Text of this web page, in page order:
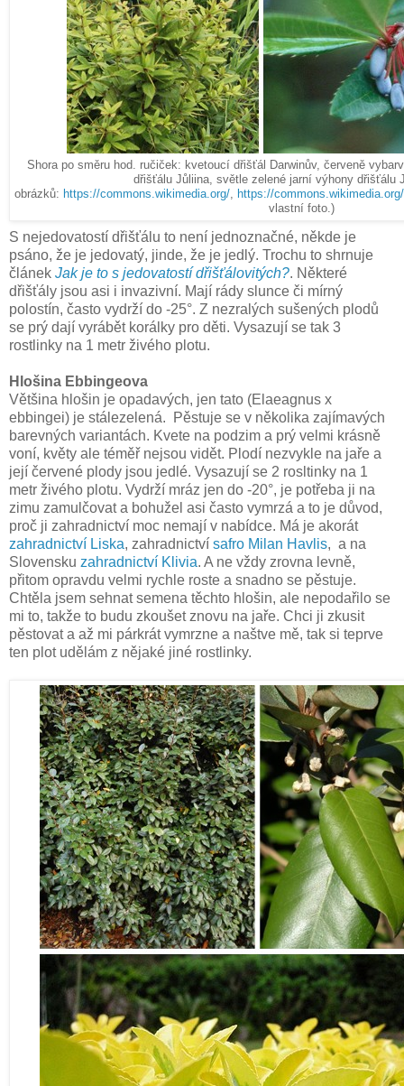
Shora po směru hod. ručiček: kvetoucí dřišťál Darwinův, červeně
dřišťálu Jůliina, světle zelené jarní výhony dřišťálu
obrázků: https://commons.wikimedia.org/, https://commons.wikimedia.org/
vlastní foto.)
S nejedovatostí dřišťálu to není jednoznačné, někde je
psáno, že je jedovatý, jinde, že je jedlý. Trochu to shrnuje
článek Jak je to s jedovatostí dřišťálovitých?. Některé
dřišťály jsou asi i invazivní. Mají rády slunce či mírný
polostín, často vydrží do -25°. Z nezralých sušených plodů
se prý dají vyrábět korálky pro děti. Vysazují se tak 3
rostlinky na 1 metr živého plotu.
Hlošina Ebbingeova
Většina hlošin je opadavých, jen tato (Elaeagnus x
ebbingei) je stálezelená. Pěstuje se v několika zajímavých
barevných variantách. Kvete na podzim a prý velmi krásně
voní, květy ale téměř nejsou vidět. Plodí nezvykle na jaře a
její červené plody jsou jedlé. Vysazují se 2 rosltinky na 1
metr živého plotu. Vydrží mráz jen do -20°, je potřeba ji na
zimu zamulčovat a bohužel asi často vymrzá a to je důvod,
proč ji zahradnictví moc nemají v nabídce. Má je akorát
zahradnictví Liska, zahradnictví safro Milan Havlis, a na
Slovensku zahradnictví Klivia. A ne vždy zrovna levně,
přitom opravdu velmi rychle roste a snadno se pěstuje.
Chtěla jsem sehnat semena těchto hlošin, ale nepodařilo se
mi to, takže to budu zkoušet znovu na jaře. Chci ji zkusit
pěstovat a až mi párkrát vymrzne a naštve mě, tak si teprve
ten plot udělám z nějaké jiné rostlinky.